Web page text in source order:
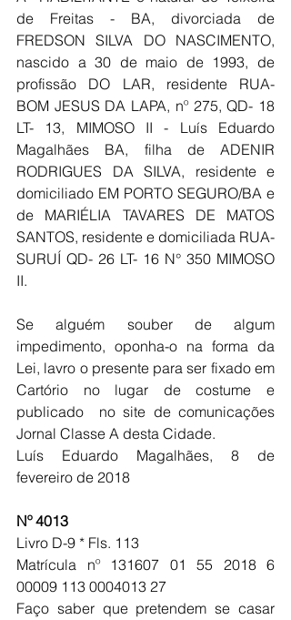
de Freitas - BA, divorciada de
FREDSON SILVA DO NASCIMENTO,
nascido a 30 de maio de 1993, de
profissão DO LAR, residente RUA-
BOM JESUS DA LAPA, nº 275, QD- 18
LT- 13, MIMOSO II - Luís Eduardo
Magalhães BA, filha de ADENIR
RODRIGUES DA SILVA, residente e
domiciliado EM PORTO SEGURO/BA e
de MARIÉLIA TAVARES DE MATOS
SANTOS, residente e domiciliada RUA-
SURUÍ QD- 26 LT- 16 N° 350 MIMOSO
II.
Se alguém souber de algum
impedimento, oponha-o na forma da
Lei, lavro o presente para ser fixado em
Cartório no lugar de costume e
publicado  no site de comunicações
Jornal Classe A desta Cidade.
Luís Eduardo Magalhães, 8 de
fevereiro de 2018
Nº 4013
Livro D-9 * Fls. 113
Matrícula nº 131607 01 55 2018 6
00009 113 0004013 27
Faço saber que pretendem se casar